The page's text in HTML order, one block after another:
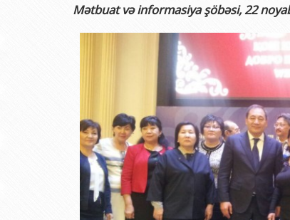
Rektorlarımız
Fəxri doktorlarımız
BDU-da tədris olunan ixtisaslar
Universitet tarixinin ən mühüm hadisələri
Humanitar
Sənədlər və
Maliyyə və
Keyfiyyətin
Psixoloji
Mədəniyyət-
İdman-
BDU-nun Nəşr
Mətbuat və informasiya şöbəsi, 22